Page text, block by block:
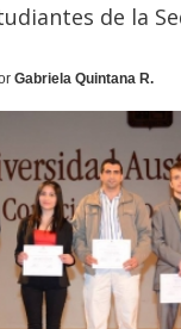
de la
Gabriela Quintana R.